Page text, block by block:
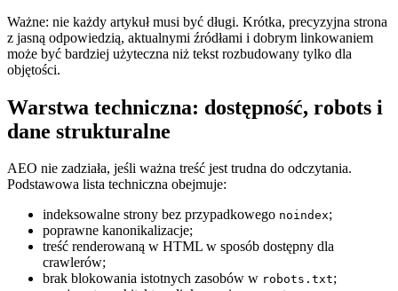
Ważne: nie każdy artykuł musi być długi. Krótka, precyzyjna strona
z jasną odpowiedzią, aktualnymi źródłami i dobrym linkowaniem
może być bardziej użyteczna niż tekst rozbudowany tylko dla
objętości.
Warstwa techniczna: dostępność, robots i
dane strukturalne
AEO nie zadziała, jeśli ważna treść jest trudna do odczytania.
Podstawowa lista techniczna obejmuje:
indeksowalne strony bez przypadkowego noindex;
poprawne kanonikalizacje;
treść renderowaną w HTML w sposób dostępny dla
crawlerów;
brak blokowania istotnych zasobów w robots.txt;